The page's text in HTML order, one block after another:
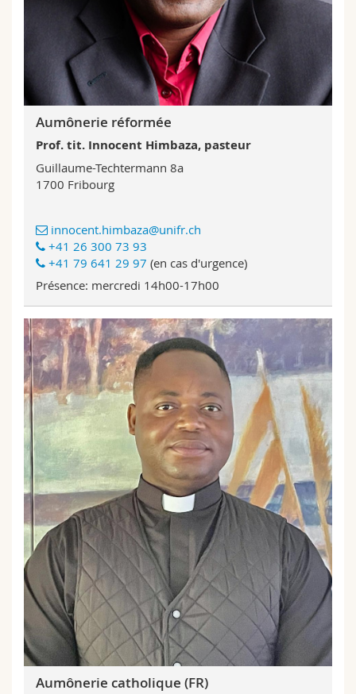
Sciences et médecine
Interfacultaire
Collaborateurs
Doctorants
Webmail
Programme des cours
MyUnifr
Aumônerie réformée
Prof. tit. Innocent Himbaza, pasteur
Guillaume-Techtermann 8a
1700 Fribourg
innocent.himbaza@unifr.ch
+41 26 300 73 93
+41 79 641 29 97 (en cas d'urgence)
Présence: mercredi 14h00-17h00
Aumônerie catholique (FR)